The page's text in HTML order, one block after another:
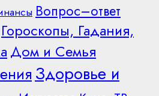
Вопрос–ответ
Гороскопы, Гадания,
Дом и Семья
Здоровье и